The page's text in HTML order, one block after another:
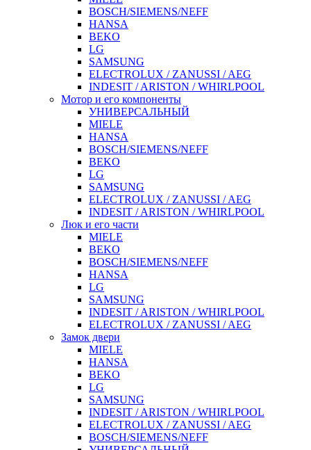
BOSCH/SIEMENS/NEFF
HANSA
BEKO
LG
SAMSUNG
ELECTROLUX / ZANUSSI / AEG
INDESIT / ARISTON / WHIRLPOOL
Мотор и его компоненты
УНИВЕРСАЛЬНЫЙ
MIELE
HANSA
BOSCH/SIEMENS/NEFF
BEKO
LG
SAMSUNG
ELECTROLUX / ZANUSSI / AEG
INDESIT / ARISTON / WHIRLPOOL
Люк и его части
MIELE
BEKO
BOSCH/SIEMENS/NEFF
HANSA
LG
SAMSUNG
INDESIT / ARISTON / WHIRLPOOL
ELECTROLUX / ZANUSSI / AEG
Замок двери
MIELE
HANSA
BEKO
LG
SAMSUNG
INDESIT / ARISTON / WHIRLPOOL
ELECTROLUX / ZANUSSI / AEG
BOSCH/SIEMENS/NEFF